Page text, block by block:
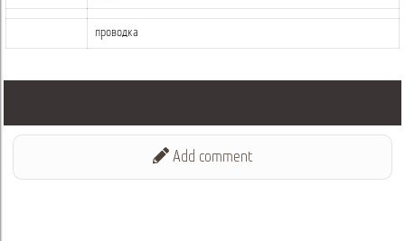
проводка
Add comment